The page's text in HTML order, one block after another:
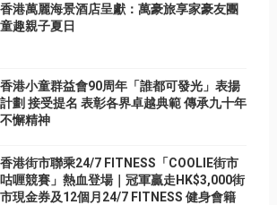
香港萬麗海景酒店呈獻：萬豪旅享家豪友團
童趣親子夏日
香港小童群益會90周年「誰都可發光」表揚
計劃 接受提名 表彰各界卓越典範 傳承九十年
不懈精神
香港街市聯乘24/7 FITNESS「COOLIE街市
咕喱競賽」熱血登場｜冠軍贏走HK$3,000街
市現金券及12個月24/7 FITNESS 健身會籍